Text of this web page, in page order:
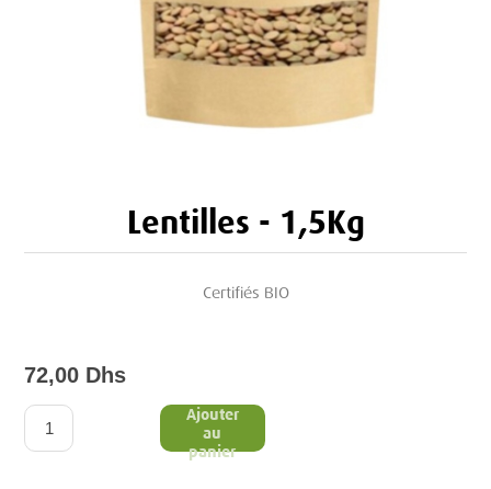
Lentilles - 1,5Kg
Certifiés BIO
72,00 Dhs
Ajouter
au
panier